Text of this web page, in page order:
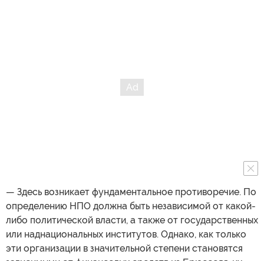
— Здесь возникает фундаментальное противоречие. По
определению НПО должна быть независимой от какой-
либо политической власти, а также от государственных
или наднациональных институтов. Однако, как только
эти организации в значительной степени становятся